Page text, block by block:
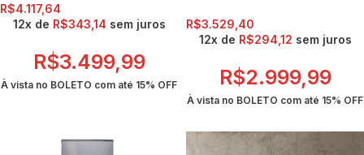
R$4.117,64
12x de R$343,14 sem juros
R$3.499,99
À vista no BOLETO com até 15% OFF
R$3.529,40
12x de R$294,12 sem juros
R$2.999,99
À vista no BOLETO com até 15% OFF